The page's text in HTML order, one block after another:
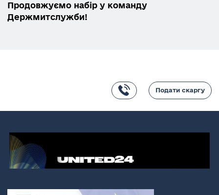
Продовжуємо набір у команду
Держмитслужби!
Подати скаргу